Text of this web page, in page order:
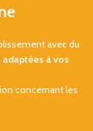
avec du
à vos
concernant les